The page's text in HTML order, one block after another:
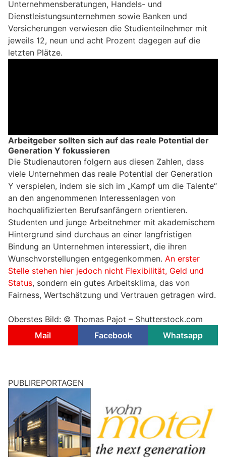
Unternehmensberatungen, Handels- und
Dienstleistungsunternehmen sowie Banken und
Versicherungen verwiesen die Studienteilnehmer mit
jeweils 12, neun und acht Prozent dagegen auf die
letzten Plätze.
Arbeitgeber sollten sich auf das reale Potential der
Generation Y fokussieren
Die Studienautoren folgern aus diesen Zahlen, dass
viele Unternehmen das reale Potential der Generation
Y verspielen, indem sie sich im „Kampf um die Talente“
an den angenommenen Interessenlagen von
hochqualifizierten Berufsanfängern orientieren.
Studenten und junge Arbeitnehmer mit akademischem
Hintergrund sind durchaus an einer langfristigen
Bindung an Unternehmen interessiert, die ihren
Wunschvorstellungen entgegenkommen. An erster
Stelle stehen hier jedoch nicht Flexibilität, Geld und
Status, sondern ein gutes Arbeitsklima, das von
Fairness, Wertschätzung und Vertrauen getragen wird.
Oberstes Bild: © Thomas Pajot – Shutterstock.com
Mail
Facebook Whatsapp
PUBLIREPORTAGEN